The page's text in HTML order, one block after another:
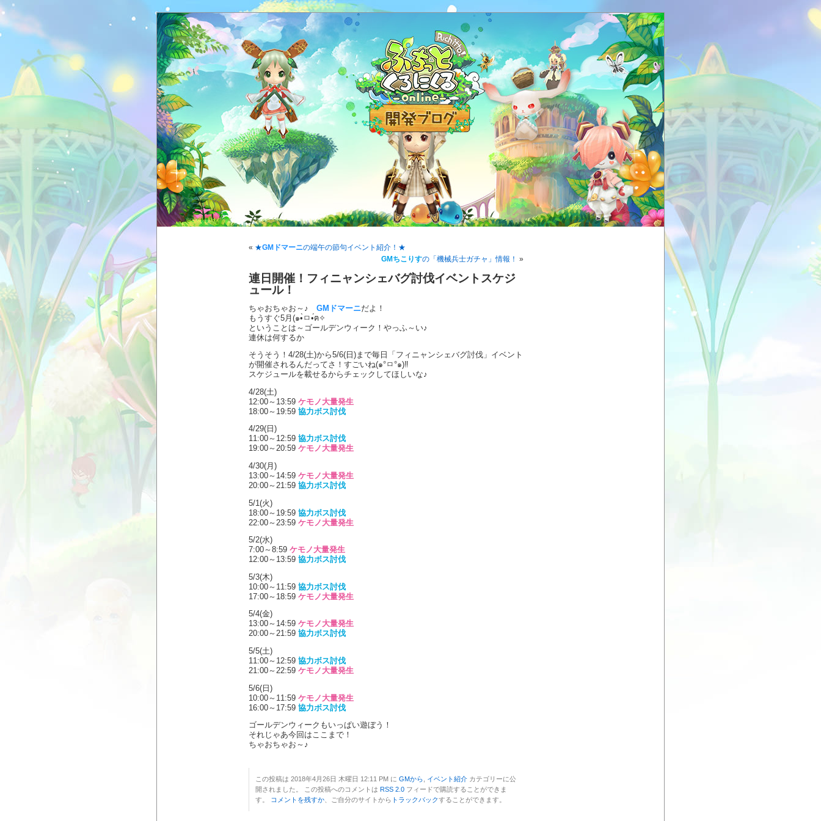
« ★GMドマーニの端午の節句イベント紹介！★
GMちこりすの「機械兵士ガチャ」情報！ »
連日開催！フィニャンシェバグ討伐イベントスケジ
ュール！
ちゃおちゃお～♪ GMドマーニだよ！
もうすぐ5月(๑•̀ㅁ•́ฅ✧
ということは～ゴールデンウィーク！やっふ～い♪
連休は何するか
そうそう！4/28(土)から5/6(日)まで毎日「フィニャンシェバグ討伐」イベント
が開催されるんだってさ！すごいね(๑°ㅁ°๑)‼
スケジュールを載せるからチェックしてほしいな♪
4/28(土)
12:00～13:59 ケモノ大量発生
18:00～19:59 協力ボス討伐
4/29(日)
11:00～12:59 協力ボス討伐
19:00～20:59 ケモノ大量発生
4/30(月)
13:00～14:59 ケモノ大量発生
20:00～21:59 協力ボス討伐
5/1(火)
18:00～19:59 協力ボス討伐
22:00～23:59 ケモノ大量発生
5/2(水)
7:00～8:59 ケモノ大量発生
12:00～13:59 協力ボス討伐
5/3(木)
10:00～11:59 協力ボス討伐
17:00～18:59 ケモノ大量発生
5/4(金)
13:00～14:59 ケモノ大量発生
20:00～21:59 協力ボス討伐
5/5(土)
11:00～12:59 協力ボス討伐
21:00～22:59 ケモノ大量発生
5/6(日)
10:00～11:59 ケモノ大量発生
16:00～17:59 協力ボス討伐
ゴールデンウィークもいっぱい遊ぼう！
それじゃあ今回はここまで！
ちゃおちゃお～♪
この投稿は 2018年4月26日 木曜日 12:11 PM に GMから イベント紹介 カテゴリーに公
開されました。 この投稿へのコメントは RSS 2.0 フィードで購読することができま
す。
コメントを残すか 、ご自分のサイトから トラックバックすることができます。